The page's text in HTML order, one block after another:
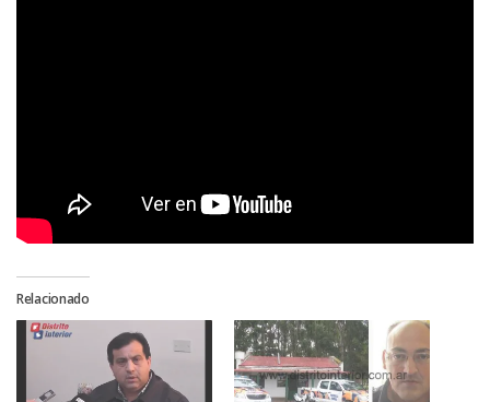
Relacionado